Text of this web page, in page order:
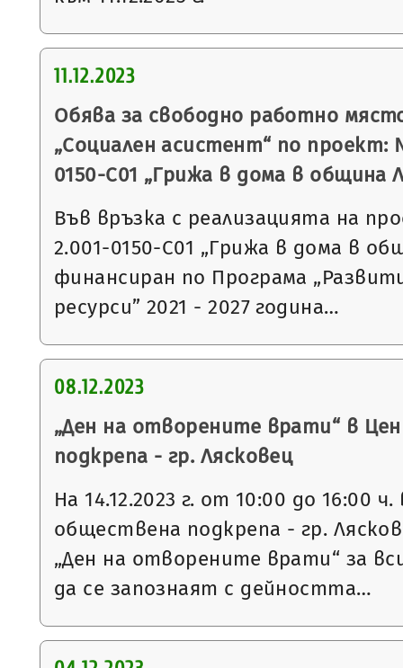
11.12.2023
Обява за свободно работно
„Социален асистент“ по проект:
0150-С01 „Грижа в дома в община
Във връзка с реализацията на
2.001-0150-С01 „Грижа в дома в
финансиран по Програма
ресурси” 2021 - 2027 година…
08.12.2023
„Ден на отворените врати“ в
подкрепа - гр. Лясковец
На 14.12.2023 г. от 10:00 до 16:00
обществена подкрепа - гр.
„Ден на отворените врати“ за
да се запознаят с дейността…